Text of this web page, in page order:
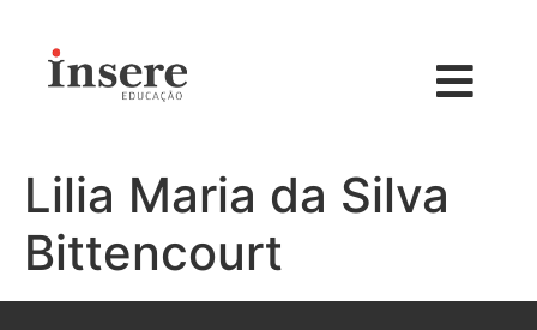
Lilia Maria da Silva
Bittencourt